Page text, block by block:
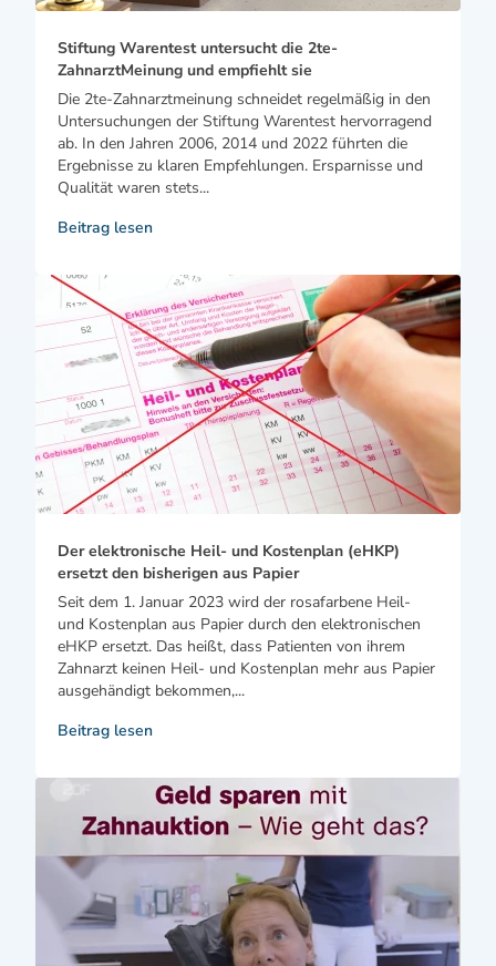
Stiftung Warentest untersucht die 2te-
ZahnarztMeinung und empfiehlt sie
Die 2te-Zahnarztmeinung schneidet regelmäßig in den
Untersuchungen der Stiftung Warentest hervorragend
ab. In den Jahren 2006, 2014 und 2022 führten die
Ergebnisse zu klaren Empfehlungen. Ersparnisse und
Qualität waren stets...
Beitrag lesen
Der elektronische Heil- und Kostenplan (eHKP)
ersetzt den bisherigen aus Papier
Seit dem 1. Januar 2023 wird der rosafarbene Heil-
und Kostenplan aus Papier durch den elektronischen
eHKP ersetzt. Das heißt, dass Patienten von ihrem
Zahnarzt keinen Heil- und Kostenplan mehr aus Papier
ausgehändigt bekommen,...
Beitrag lesen